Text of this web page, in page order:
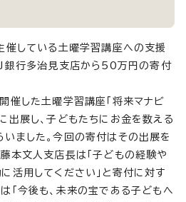
している土曜学習講座への支援
銀行多治見支店から50万円の寄付
した土曜学習講座「将来マナビ
出展し、子どもたちにお金を数える
ました。今回の寄付はその出展を
本文人支店長は「子どもの経験や
活用してください」と寄付に対す
「今後も、未来の宝である子どもへ